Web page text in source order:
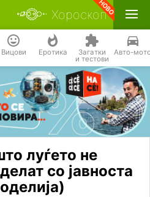
Хороскоп
Вицови Еротика Загатки
и тестови
Авто-
луѓето не
со јавноста